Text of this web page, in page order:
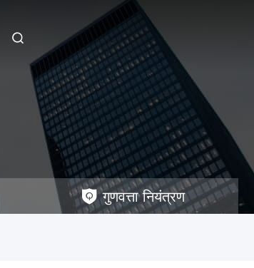
गुणवत्ता नियंत्रण